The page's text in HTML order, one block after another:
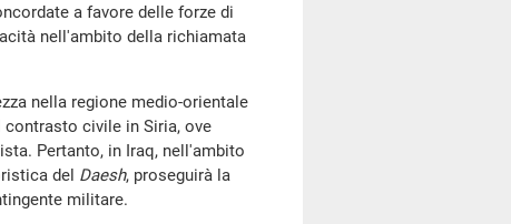
a favore delle forze di
nell'ambito della richiamata
nella regione medio-orientale
civile in Siria, ove
Pertanto, in Iraq, nell'ambito
del Daesh, proseguirà la
militare.